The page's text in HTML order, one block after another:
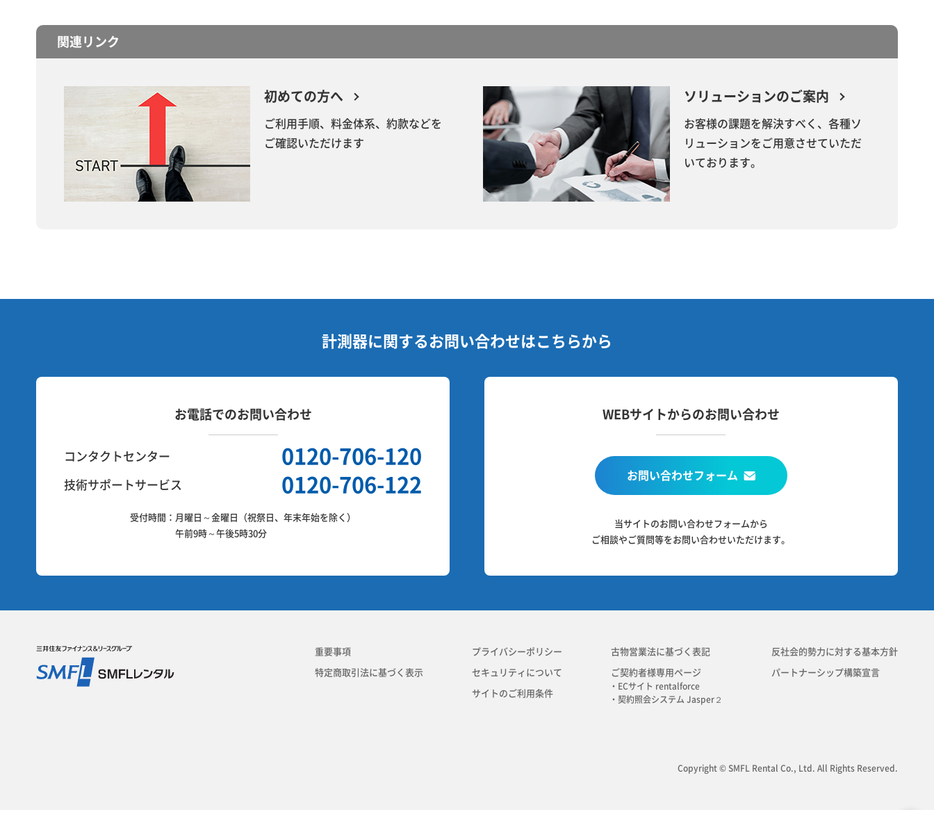
関連リンク
初めての方へ
ご利用手順、料金体系、約款などを
ご確認いただけます
ソリューションのご案内
お客様の課題を解決すべく、各種ソ
リューションをご用意させていただ
いております。
計測器に関するお問い合わせはこちらから
お電話でのお問い合わせ
コンタクトセンター 0120-706-120
技術サポートサービス 0120-706-122
受付時間： 月曜日～金曜日（祝祭日、年末年始を除く）
午前9時～午後5時30分
WEBサイトからのお問い合わせ
お問い合わせフォーム
当サイトのお問い合わせフォームから
ご相談やご質問等をお問い合わせいただけます。
重要事項
特定商取引法に基づく表示
プライバシーポリシー
セキュリティについて
サイトのご利用条件
古物営業法に基づく表記
ご契約者様専用ページ
・ECサイト rentalforce
・契約照会システム Jasper２
反社会的勢力に対する基本方針
パートナーシップ構築宣言
Copyright © SMFL Rental Co., Ltd. All Rights Reserved.